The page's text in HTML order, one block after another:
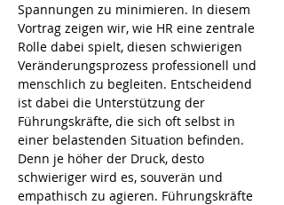
Spannungen zu minimieren. In diesem
Vortrag zeigen wir, wie HR eine zentrale
Rolle dabei spielt, diesen schwierigen
Veränderungsprozess professionell und
menschlich zu begleiten. Entscheidend
ist dabei die Unterstützung der
Führungskräfte, die sich oft selbst in
einer belastenden Situation befinden.
Denn je höher der Druck, desto
schwieriger wird es, souverän und
empathisch zu agieren. Führungskräfte